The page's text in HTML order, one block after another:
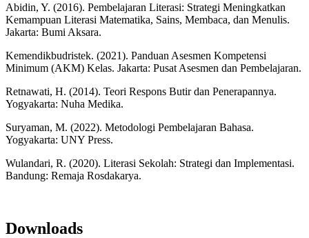
Abidin, Y. (2016). Pembelajaran Literasi: Strategi Meningkatkan
Kemampuan Literasi Matematika, Sains, Membaca, dan Menulis.
Jakarta: Bumi Aksara.
Kemendikbudristek. (2021). Panduan Asesmen Kompetensi
Minimum (AKM) Kelas. Jakarta: Pusat Asesmen dan Pembelajaran.
Retnawati, H. (2014). Teori Respons Butir dan Penerapannya.
Yogyakarta: Nuha Medika.
Suryaman, M. (2022). Metodologi Pembelajaran Bahasa.
Yogyakarta: UNY Press.
Wulandari, R. (2020). Literasi Sekolah: Strategi dan Implementasi.
Bandung: Remaja Rosdakarya.
Downloads